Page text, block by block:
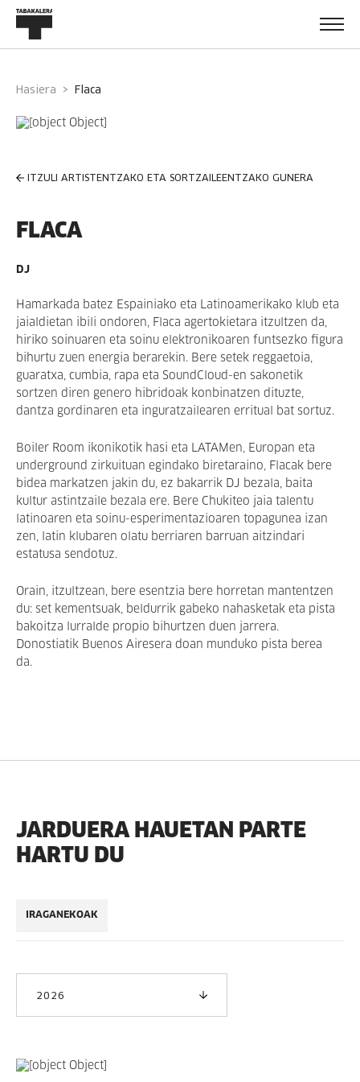
Hasiera flaca
ITZULI ARTISTENTZAKO ETA SORTZAILEENTZAKO GUNERA
FLACA
DJ
Hamarkada batez Espainiako eta Latinoamerikako klub eta
jaialdietan ibili ondoren, Flaca agertokietara itzultzen da,
hiriko soinuaren eta soinu elektronikoaren funtsezko figura
bihurtu zuen energia berarekin. Bere setek reggaetoia,
guaratxa, cumbia, rapa eta SoundCloud-en sakonetik
sortzen diren genero hibridoak konbinatzen dituzte,
dantza gordinaren eta inguratzailearen erritual bat sortuz.
Boiler Room ikonikotik hasi eta LATAMen, Europan eta
underground zirkuituan egindako biretaraino, Flacak bere
bidea markatzen jakin du, ez bakarrik DJ bezala, baita
kultur astintzaile bezala ere. Bere Chukiteo jaia talentu
latinoaren eta soinu-esperimentazioaren topagunea izan
zen, latin klubaren olatu berriaren barruan aitzindari
estatusa sendotuz.
Orain, itzultzean, bere esentzia bere horretan mantentzen
du: set kementsuak, beldurrik gabeko nahasketak eta pista
bakoitza lurralde propio bihurtzen duen jarrera.
Donostiatik Buenos Airesera doan munduko pista berea
da.
JARDUERA HAUETAN PARTE
HARTU DU
IRAGANEKOAK
2026